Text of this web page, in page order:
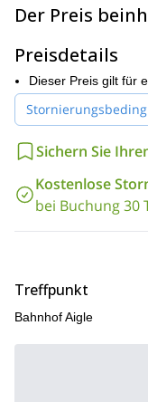
unten eine detaillierte
ist, Sie jedoch in
werden wir da sein,
zu führen!
Trekking-Abenteuer in
Mont Blanc’ Hütte-zu-
Der Preis
Preisdetails
Dieser Preis gilt für
Sichern Sie
Kostenlose
bei Buchung 30
Treffpunkt
Bahnhof Aigle